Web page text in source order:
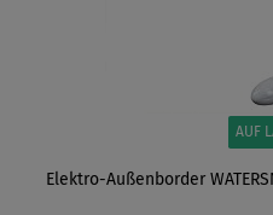
AUF
Elektro-Außenborder